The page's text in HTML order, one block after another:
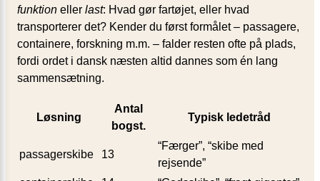
funktion eller last: Hvad gør fartøjet, eller hvad
transporterer det? Kender du først formålet – passagere,
containere, forskning m.m. – falder resten ofte på plads,
fordi ordet i dansk næsten altid dannes som én lang
sammensætning.
Løsning
Antal
bogst.
Typisk ledetråd
passagerskibe 13
“Færger”, “skibe med
rejsende”